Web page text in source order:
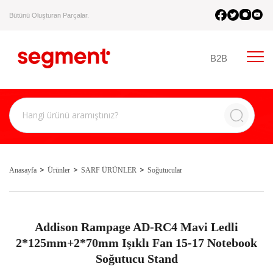
Bütünü Oluşturan Parçalar.
B2B
Anasayfa Ürünler SARF ÜRÜNLER Soğutucular
Addison Rampage AD-RC4 Mavi Ledli
2*125mm+2*70mm Işıklı Fan 15-17 Notebook
Soğutucu Stand